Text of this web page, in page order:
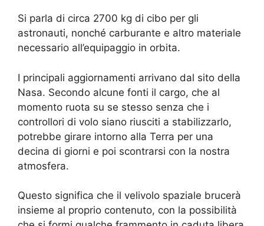
Si parla di circa 2700 kg di cibo per gli
astronauti, nonché carburante e altro materiale
necessario all’equipaggio in orbita.
I principali aggiornamenti arrivano dal sito della
Nasa. Secondo alcune fonti il cargo, che al
momento ruota su se stesso senza che i
controllori di volo siano riusciti a stabilizzarlo,
potrebbe girare intorno alla Terra per una
decina di giorni e poi scontrarsi con la nostra
atmosfera.
Questo significa che il velivolo spaziale brucerà
insieme al proprio contenuto, con la possibilità